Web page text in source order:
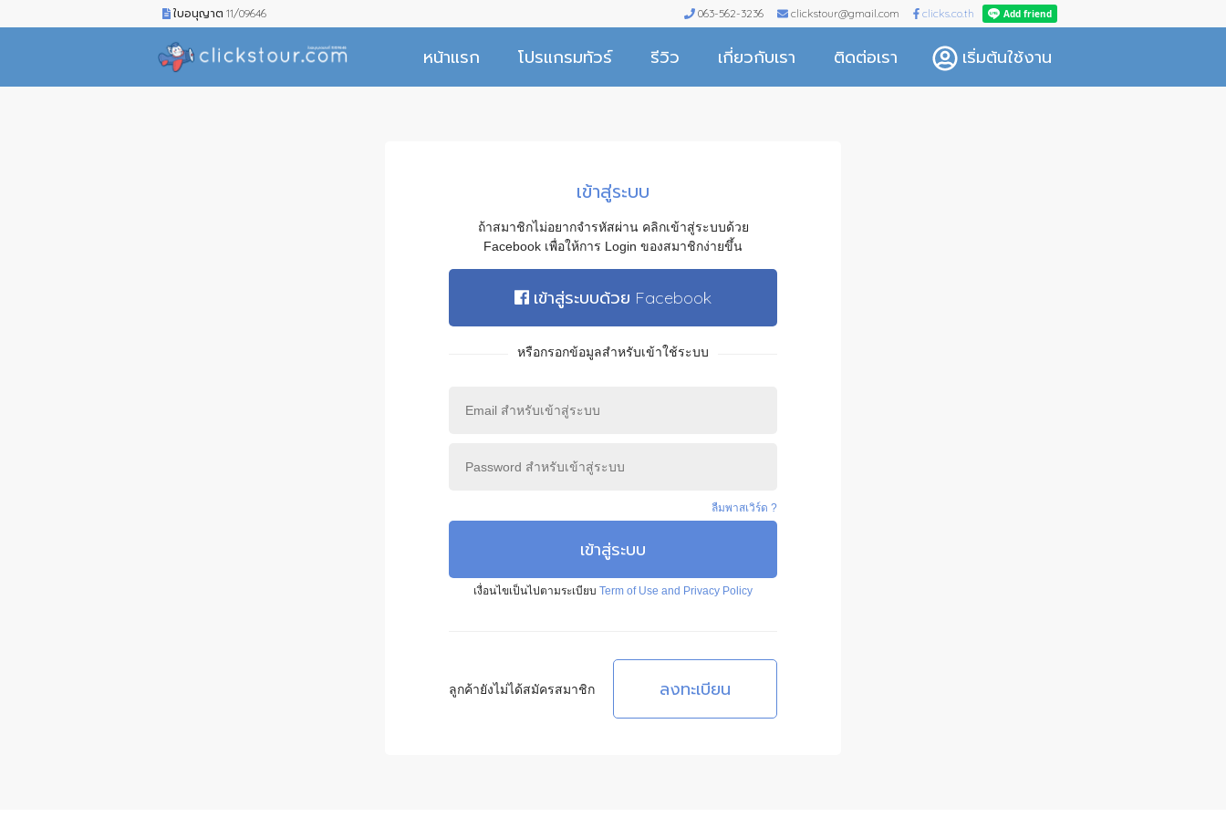
ใบอนุญาต 11/09646 063-562-3236 clickstour@gmail.com clicks.co.th
เริ่มต้นใช้งาน
หน้าแรก โปรแกรมทัวร์ รีวิว เกี่ยวกับเรา ติดต่อเรา
เข้าสู่ระบบ
ถ้าสมาชิกไม่อยากจำรหัสผ่าน คลิกเข้าสู่ระบบด้วย
Facebook เพื่อให้การ Login ของสมาชิกง่ายขึ้น
เข้าสู่ระบบด้วย Facebook
หรือกรอกข้อมูลสำหรับเข้าใช้ระบบ
ลืมพาสเวิร์ด ?
เข้าสู่ระบบ
เงื่อนไขเป็นไปตามระเบียบ Term of Use and Privacy Policy
ลูกค้ายังไม่ได้สมัครสมาชิก ลงทะเบียน